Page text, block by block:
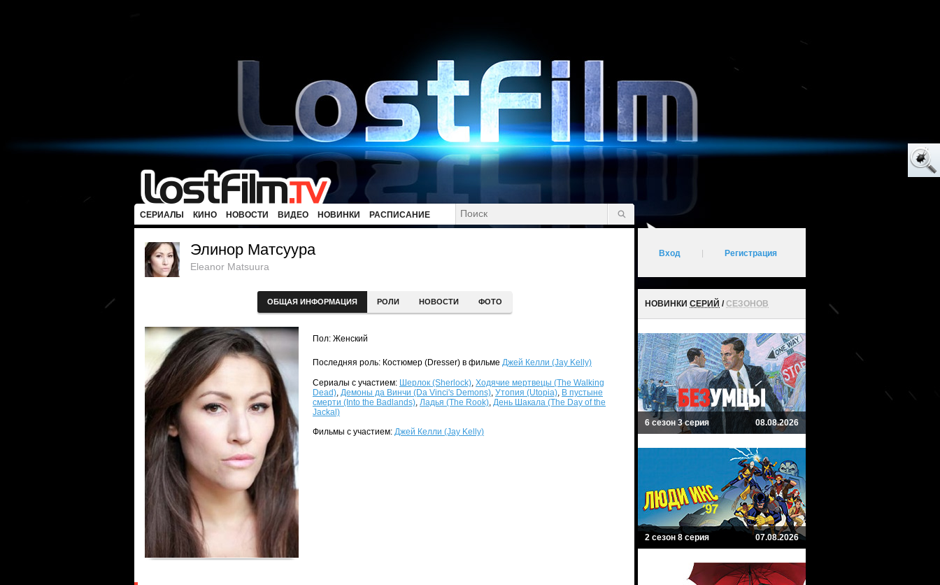
СЕРИАЛЫ КИНО НОВОСТИ ВИДЕО НОВИНКИ РАСПИСАНИЕ
Элинор Матсуура
Eleanor Matsuura
ОБЩАЯ ИНФОРМАЦИЯ РОЛИ НОВОСТИ ФОТО
Пол: Женский
Последняя роль: Костюмер (Dresser) в фильме Джей Келли (Jay Kelly)
Сериалы с участием: Шерлок (Sherlock), Ходячие мертвецы (The Walking
Dead), Демоны да Винчи (Da Vinci's Demons), Утопия (Utopia), В пустыне
смерти (Into the Badlands), Ладья (The Rook), День Шакала (The Day of the
Jackal)
Фильмы с участием: Джей Келли (Jay Kelly)
Вход Регистрация
НОВИНКИ СЕРИЙ /СЕЗОНОВ
6 сезон 3 серия 08.08.2026
2 сезон 8 серия 07.08.2026